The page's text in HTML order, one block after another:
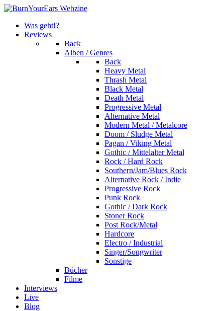
Was geht!?
Reviews
Back
Alben / Genres
Back
Heavy Metal
Thrash Metal
Black Metal
Death Metal
Progressive Metal
Alternative Metal
Modern Metal / Metalcore
Doom / Sludge Metal
Pagan / Viking Metal
Gothic / Mittelalter Metal
Rock / Hard Rock
Southern/Jam/Blues Rock
Alternative Rock / Indie
Progressive Rock
Punk Rock
Gothic / Dark Rock
Stoner Rock
Post Rock/Metal
Hardcore
Electro / Industrial
Singer/Songwriter
Sonstige
Bücher
Filme
Interviews
Live
Blog